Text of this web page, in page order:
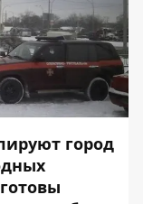
город